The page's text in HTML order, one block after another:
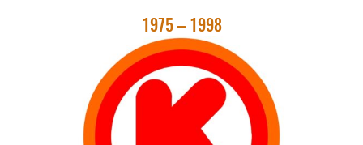
1975 – 1998